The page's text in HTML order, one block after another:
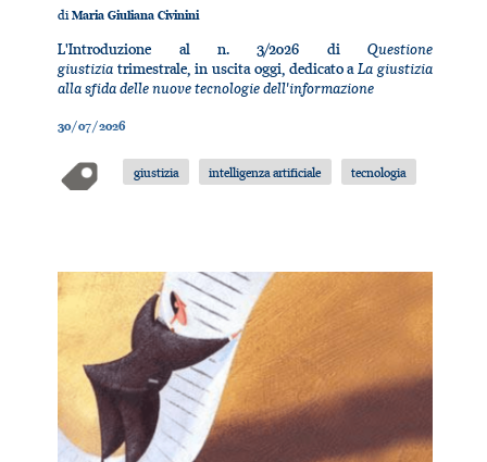
diMaria Giuliana Civinini
L'Introduzione al n. 3/2026 di Questione
giustiziatrimestrale, in uscita oggi, dedicato aLa giustizia
alla sfida delle nuove tecnologie dell'informazione
30/07/2026
giustizia intelligenza artificiale tecnologia